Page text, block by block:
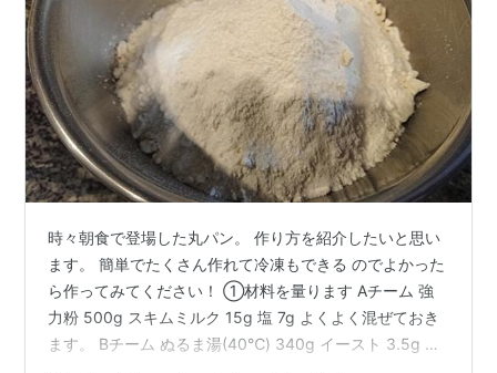
時々朝食で登場した丸パン。 作り方を紹介したいと思い
ます。 簡単でたくさん作れて冷凍もできる のでよかった
ら作ってみてください！ ①材料を量ります Aチーム 強
力粉 500g スキムミルク 15g 塩 7g よくよく混ぜておき
ます。 Bチーム ぬるま湯(40℃) 340g イースト 3.5g 砂